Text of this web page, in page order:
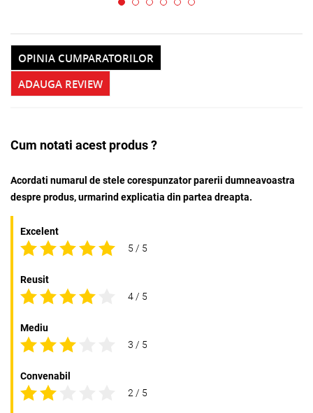
ADAUGA REVIEW
OPINIA CUMPARATORILOR
Cum notati acest produs ?
Acordati numarul de stele corespunzator parerii dumneavoastra
despre produs, urmarind explicatia din partea dreapta.
Excelent
5 / 5
Reusit
4 / 5
Mediu
3 / 5
Convenabil
2 / 5